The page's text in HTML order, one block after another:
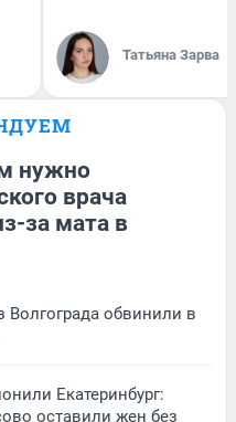
Татьяна Зарва
нужно
врача
за мата в
Волгограда обвинили в
Екатеринбург:
оставили жен без